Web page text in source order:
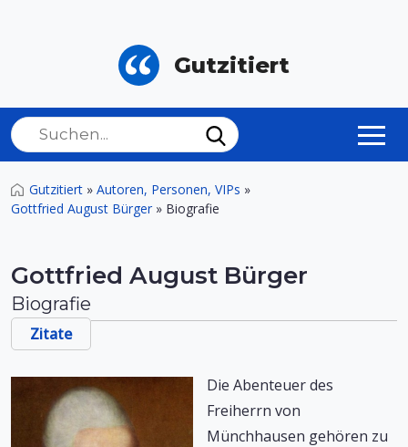
Gutzitiert
Gutzitiert » Autoren, Personen, VIPs »
Gottfried August Bürger» Biografie
Gottfried August Bürger
Biografie
Zitate
Die Abenteuer des
Freiherrn von
Münchhausen gehören zu